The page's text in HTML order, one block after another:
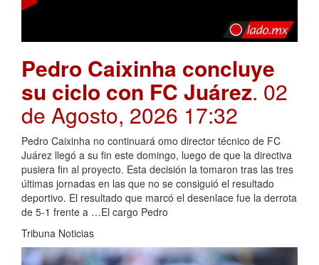
Pedro Caixinha concluye
su ciclo con FC Juárez. 02
de Agosto, 2026 17:32
Pedro Caixinha no continuará omo director técnico de FC
Juárez llegó a su fin este domingo, luego de que la directiva
pusiera fin al proyecto. Esta decisión la tomaron tras las tres
últimas jornadas en las que no se consiguió el resultado
deportivo. El resultado que marcó el desenlace fue la derrota
de 5-1 frente a …El cargo Pedro
Tribuna Noticias